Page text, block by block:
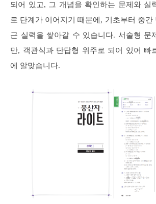
되어 있고, 그 개념을 확인하는 문제와 실
로 단계가 이어지기 때문에, 기초부터 중간
근 실력을 쌓아갈 수 있습니다. 서술형 문
만, 객관식과 단답형 위주로 되어 있어 빠
에 알맞습니다.